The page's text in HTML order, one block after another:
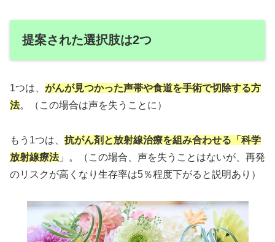
提案された選択肢は2つ
1つは、 がんが見つかった声帯や食道を手術で切除する方
法。（この場合は声を失うことに）
もう1つは、 抗がん剤と放射線治療を組み合わせる「科学
放射線療法」。（この場合、声を失うことはないが、再発
のリスクが高くなり生存率は5％程度下がると説明あり）